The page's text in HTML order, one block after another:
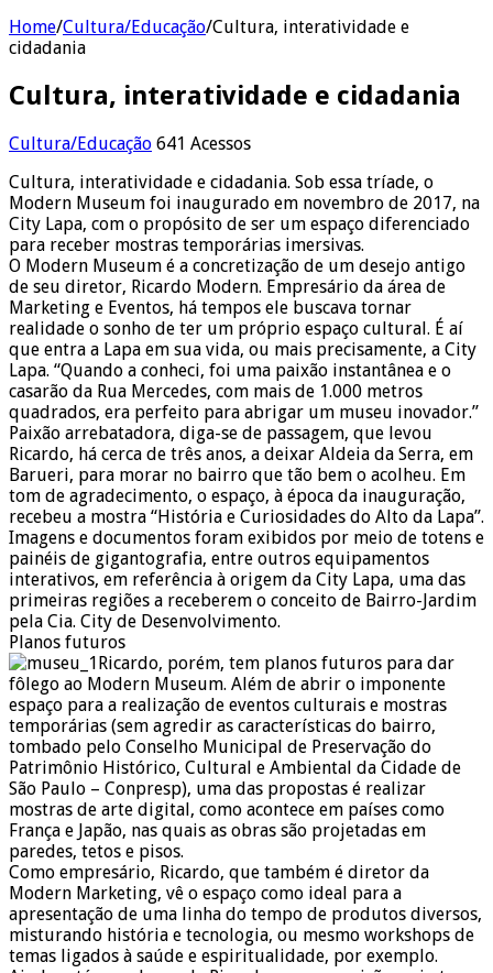
Home/Cultura/Educação/Cultura, interatividade e
cidadania
Cultura, interatividade e cidadania
Cultura/Educação 641 Acessos
Cultura, interatividade e cidadania. Sob essa tríade, o
Modern Museum foi inaugurado em novembro de 2017, na
City Lapa, com o propósito de ser um espaço diferenciado
para receber mostras temporárias imersivas.
O Modern Museum é a concretização de um desejo antigo
de seu diretor, Ricardo Modern. Empresário da área de
Marketing e Eventos, há tempos ele buscava tornar
realidade o sonho de ter um próprio espaço cultural. É aí
que entra a Lapa em sua vida, ou mais precisamente, a City
Lapa. “Quando a conheci, foi uma paixão instantânea e o
casarão da Rua Mercedes, com mais de 1.000 metros
quadrados, era perfeito para abrigar um museu inovador.”
Paixão arrebatadora, diga-se de passagem, que levou
Ricardo, há cerca de três anos, a deixar Aldeia da Serra, em
Barueri, para morar no bairro que tão bem o acolheu. Em
tom de agradecimento, o espaço, à época da inauguração,
recebeu a mostra “História e Curiosidades do Alto da Lapa”.
Imagens e documentos foram exibidos por meio de totens e
painéis de gigantografia, entre outros equipamentos
interativos, em referência à origem da City Lapa, uma das
primeiras regiões a receberem o conceito de Bairro-Jardim
pela Cia. City de Desenvolvimento.
Planos futuros
Ricardo, porém, tem planos futuros para dar
fôlego ao Modern Museum. Além de abrir o imponente
espaço para a realização de eventos culturais e mostras
temporárias (sem agredir as características do bairro,
tombado pelo Conselho Municipal de Preservação do
Patrimônio Histórico, Cultural e Ambiental da Cidade de
São Paulo – Conpresp), uma das propostas é realizar
mostras de arte digital, como acontece em países como
França e Japão, nas quais as obras são projetadas em
paredes, tetos e pisos.
Como empresário, Ricardo, que também é diretor da
Modern Marketing, vê o espaço como ideal para a
apresentação de uma linha do tempo de produtos diversos,
misturando história e tecnologia, ou mesmo workshops de
temas ligados à saúde e espiritualidade, por exemplo.